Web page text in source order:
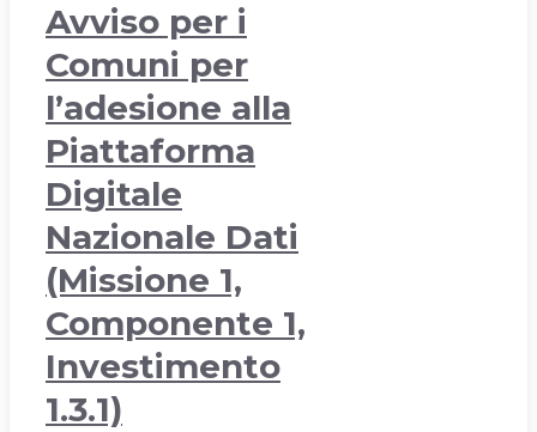
Avviso per i
Comuni per
l’adesione alla
Piattaforma
Digitale
Nazionale Dati
(Missione 1,
Componente 1,
Investimento
1.3.1)